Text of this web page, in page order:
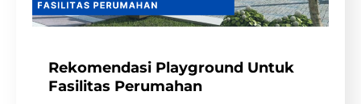
Rekomendasi Playground Untuk
Fasilitas Perumahan